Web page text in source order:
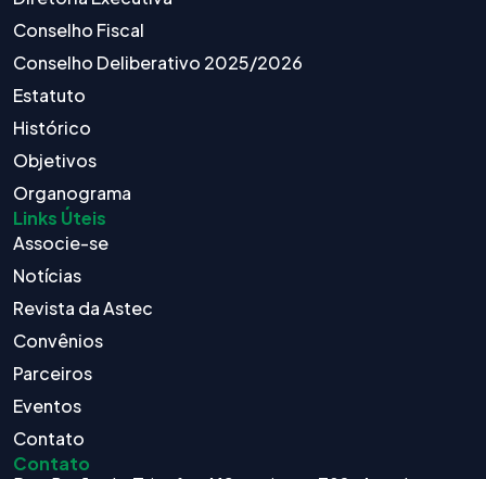
Conselho Fiscal
Conselho Deliberativo 2025/2026
Estatuto
Histórico
Objetivos
Organograma
Links Úteis
Associe-se
Notícias
Revista da Astec
Convênios
Parceiros
Eventos
Contato
Contato